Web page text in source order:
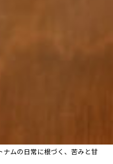
ムの日常に根づく、苦みと甘